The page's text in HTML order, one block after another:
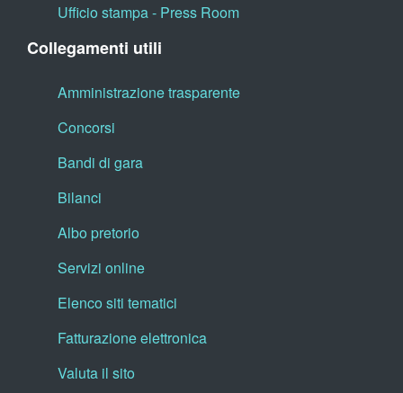
Ufficio stampa - Press Room
Collegamenti utili
Amministrazione trasparente
Concorsi
Bandi di gara
Bilanci
Albo pretorio
Servizi online
Elenco siti tematici
Fatturazione elettronica
Valuta il sito